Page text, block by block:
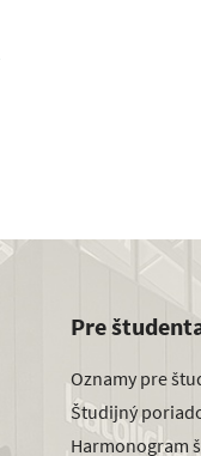
Pre
Oznamy pre
Študijný
Harmonogram